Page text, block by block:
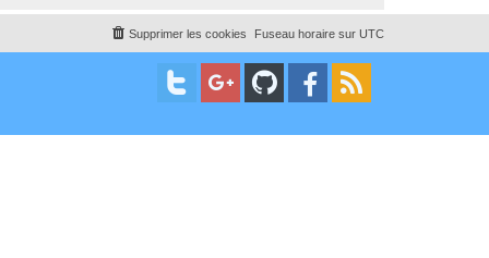
Fuseau horaire sur UTC
Supprimer les cookies